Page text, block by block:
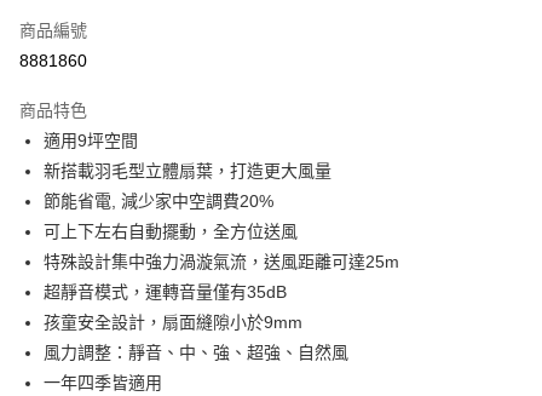
街口支付
Google Pay
全盈+PAY
大哥付你分期
相關說明
【大哥付你分期使用說明】
1.本服務由台灣大哥大提供，台灣大哥大用戶可立即使用無須另外申請。
2.付款方式選擇「大哥付你分期」，訂單成立後會自動跳轉到大哥付的交易
流程，驗證手機門號後，選擇欲分期的期數、繳款截止日，確認付款後即完
成交易。
3.實際核准額度、可分期數及費用金額請依後續交易確認頁面所載為準。
AFTEE先享後付
相關說明
【關於「AFTEE先享後付」】
AFTEE先享後付是「在收到商品之後才付款」的支付方式。 讓您購物簡單
便利好安心！
ATM付款
商品編號
8881860
商品特色
適用9坪空間
新搭載羽毛型立體扇葉，打造更大風量
節能省電, 減少家中空調費20%
可上下左右自動擺動，全方位送風
特殊設計集中強力渦漩氣流，送風距離可達25m
超靜音模式，運轉音量僅有35dB
孩童安全設計，扇面縫隙小於9mm
風力調整：靜音、中、強、超強、自然風
一年四季皆適用